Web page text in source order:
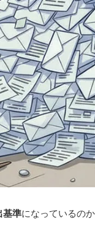
基準になっているのか